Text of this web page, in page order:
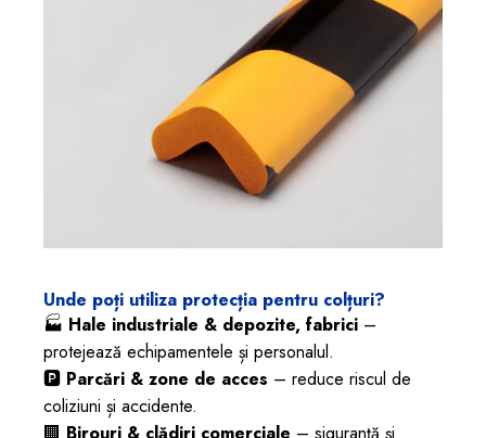
Unde poți utiliza protecția pentru colțuri?
🏭 Hale industriale & depozite, fabrici –
protejează echipamentele și personalul.
🅿️ Parcări & zone de acces – reduce riscul de
coliziuni și accidente.